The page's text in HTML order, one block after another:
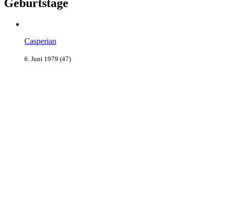
Geburtstage
Casperian
6. Juni 1979 (47)